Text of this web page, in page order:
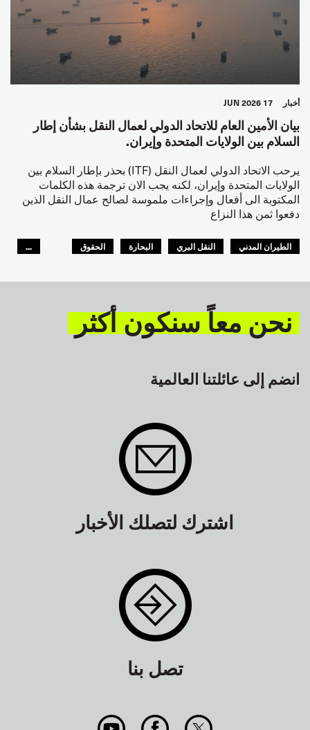
أخبار 17 JUN 2026
بيان الأمين العام للاتحاد الدولي لعمال النقل بشأن إطار
السلام بين الولايات المتحدة وإيران.
يرحب الاتحاد الدولي لعمال النقل (ITF) بحذر بإطار السلام بين
الولايات المتحدة وإيران، لكنه يجب الان ترجمة هذه الكلمات
المكتوبة الى أفعال وإجراءات ملموسة لصالح عمال النقل الذين
دفعوا ثمن هذا النزاع
الطيران المدني النقل البري البحارة
الحقوق
...
نحن معاً سنكون أكثر
انضم إلى عائلتنا العالمية
اشترك لتصلك الأخبار
تصل بنا